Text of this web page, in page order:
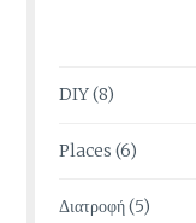
DIY(8)
Places (6)
Διατροφή(5)